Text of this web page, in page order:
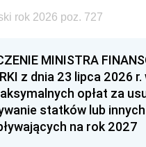
rok 2026 poz. 727
MINISTRA
z dnia 23 lipca 2026 r.
opłat za
statków lub innych
na rok 2027